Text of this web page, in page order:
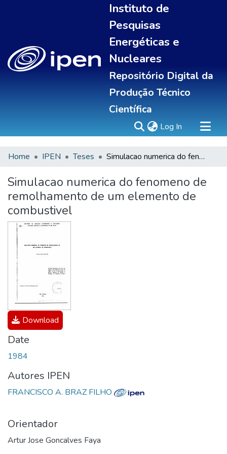
Instituto de
Pesquisas
Energéticas e
Nucleares
Repositório Digital da
Produção Técnico
Científica
Log In (current)
Sobre
Communities & Collections
All of DSpace
Statistics
Home IPEN Teses Simulacao numerica do fenomeno de remolhamento de um elemento de combustivel
Simulacao numerica do fenomeno de
remolhamento de um elemento de
combustivel
Download
Date
1984
Autores IPEN
FRANCISCO A. BRAZ FILHO
Orientador
Artur Jose Goncalves Faya